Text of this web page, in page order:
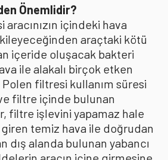
Önemlidir?
içindeki hava
araçtaki kötü
içeride oluşacak bakteri
ile alakalı birçok etken
Polen filtresi kullanım süresi
filtre içinde bulunan
filtre işlevini yapamaz hale
temiz hava ile doğrudan
dış alanda bulunan yabancı